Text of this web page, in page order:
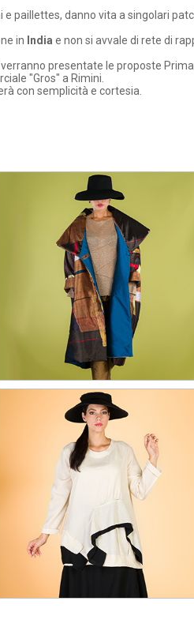
paillettes, danno vita a singolari
in India e non si avvale di rete di
verranno presentate le proposte
"Gros" a Rimini.
con semplicità e cortesia.